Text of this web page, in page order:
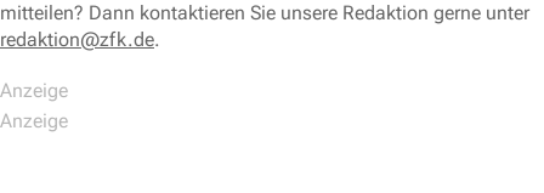
mitteilen? Dann kontaktieren Sie unsere Redaktion gerne unter
redaktion@zfk.de.